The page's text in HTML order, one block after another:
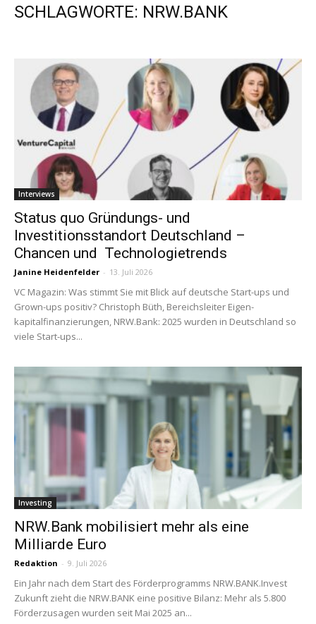
SCHLAGWORTE: NRW.BANK
Interviews
Status quo Gründungs- und
Investitionsstandort Deutschland –
Chancen und ­ Technologietrends
Janine Heidenfelder - 13. Juli 2026
VC Magazin: Was stimmt Sie mit Blick auf deutsche Start-ups und
Grown-ups positiv? Christoph Büth, Bereichsleiter Eigen­
kapitalfinanzierungen, NRW.Bank: 2025 wurden in Deutschland so
viele Start-ups...
Investing
NRW.Bank mobilisiert mehr als eine
Milliarde Euro
Redaktion - 9. Juli 2026
Ein Jahr nach dem Start des Förderprogramms NRW.BANK.Invest
Zukunft zieht die NRW.BANK eine positive Bilanz: Mehr als 5.800
Förderzusagen wurden seit Mai 2025 an...